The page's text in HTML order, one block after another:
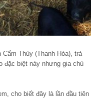
Thủy (Thanh Hóa), trả
đặc biệt này nhưng gia chủ
cho biết đây là lần đầu tiên